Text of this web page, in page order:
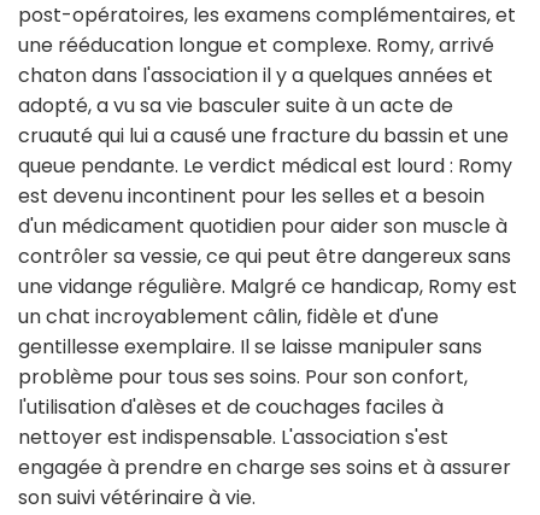
post-opératoires, les examens complémentaires, et
une rééducation longue et complexe. Romy, arrivé
chaton dans l'association il y a quelques années et
adopté, a vu sa vie basculer suite à un acte de
cruauté qui lui a causé une fracture du bassin et une
queue pendante. Le verdict médical est lourd : Romy
est devenu incontinent pour les selles et a besoin
d'un médicament quotidien pour aider son muscle à
contrôler sa vessie, ce qui peut être dangereux sans
une vidange régulière. Malgré ce handicap, Romy est
un chat incroyablement câlin, fidèle et d'une
gentillesse exemplaire. Il se laisse manipuler sans
problème pour tous ses soins. Pour son confort,
l'utilisation d'alèses et de couchages faciles à
nettoyer est indispensable. L'association s'est
engagée à prendre en charge ses soins et à assurer
son suivi vétérinaire à vie.